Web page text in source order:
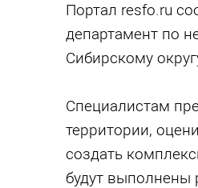
Портал resfo.ru
департамент по
Сибирскому
Специалистам
территории,
создать
будут выполнены